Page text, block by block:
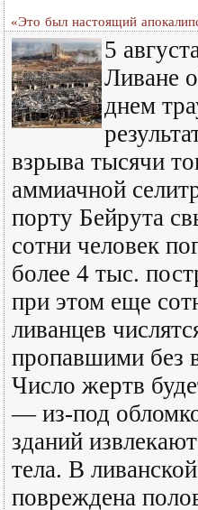
«Это был настоящий
5
Ливане
днем
взрыва тысячи
аммиачной
порту Бейрута
сотни человек
более 4 тыс.
при этом еще
ливанцев
пропавшими без
Число жертв
— из-под
зданий
тела. В
повреждена